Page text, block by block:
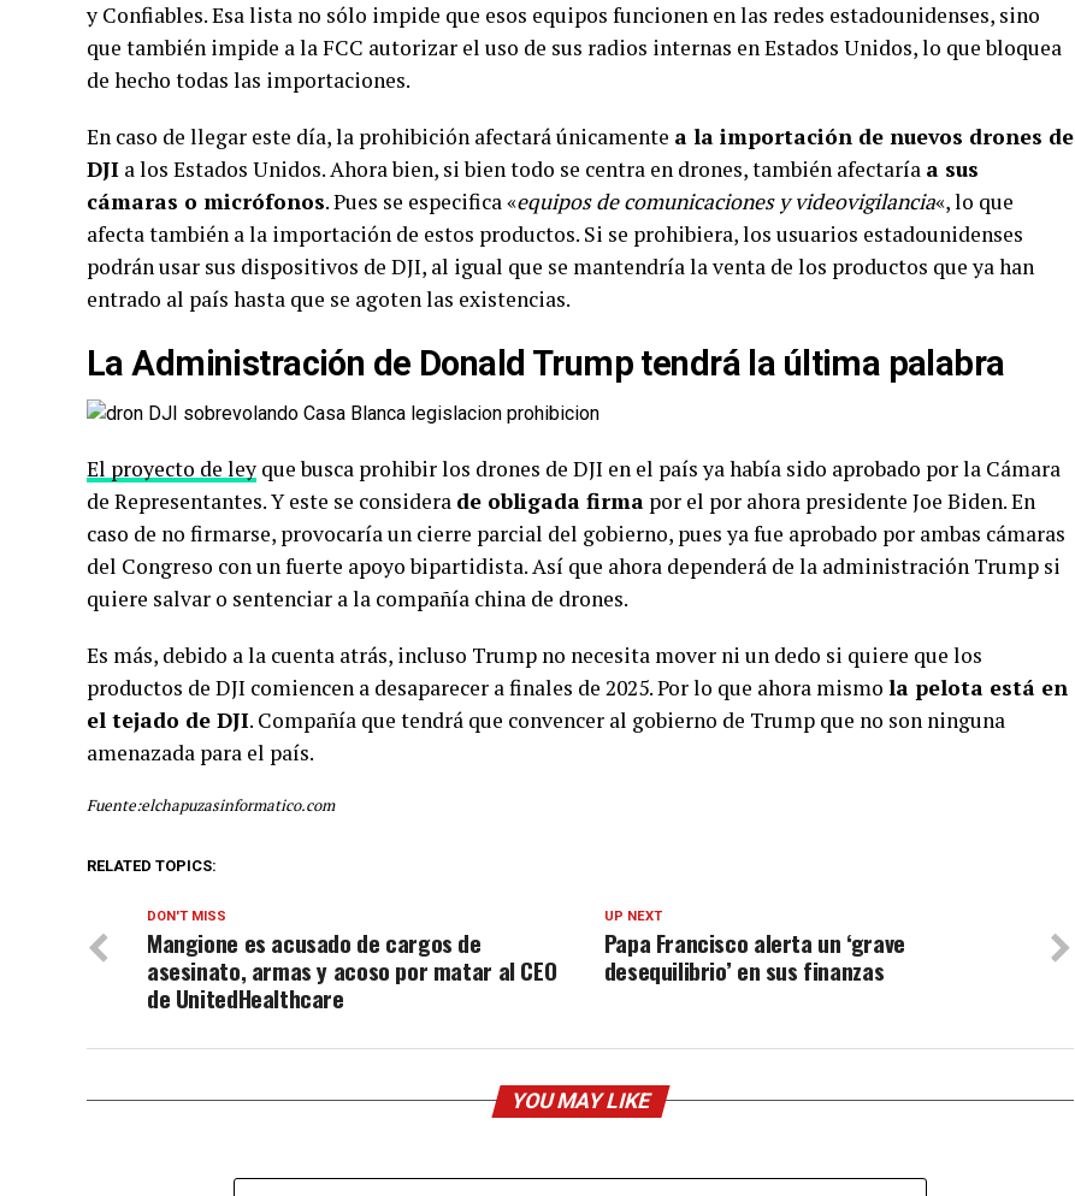
y Confiables. Esa lista no sólo impide que esos equipos funcionen en las redes estadounidenses, sino
que también impide a la FCC autorizar el uso de sus radios internas en Estados Unidos, lo que bloquea
de hecho todas las importaciones.
En caso de llegar este día, la prohibición afectará únicamente a la importación de nuevos drones de
DJI a los Estados Unidos. Ahora bien, si bien todo se centra en drones, también afectaría a sus
cámaras o micrófonos. Pues se especifica «equipos de comunicaciones y videovigilancia«, lo que
afecta también a la importación de estos productos. Si se prohibiera, los usuarios estadounidenses
podrán usar sus dispositivos de DJI, al igual que se mantendría la venta de los productos que ya han
entrado al país hasta que se agoten las existencias.
La Administración de Donald Trump tendrá la última palabra
El proyecto de ley que busca prohibir los drones de DJI en el país ya había sido aprobado por la Cámara
de Representantes. Y este se considera de obligada firma por el por ahora presidente Joe Biden. En
caso de no firmarse, provocaría un cierre parcial del gobierno, pues ya fue aprobado por ambas cámaras
del Congreso con un fuerte apoyo bipartidista. Así que ahora dependerá de la administración Trump si
quiere salvar o sentenciar a la compañía china de drones.
Es más, debido a la cuenta atrás, incluso Trump no necesita mover ni un dedo si quiere que los
productos de DJI comiencen a desaparecer a finales de 2025. Por lo que ahora mismo la pelota está en
el tejado de DJI. Compañía que tendrá que convencer al gobierno de Trump que no son ninguna
amenazada para el país.
Fuente:elchapuzasinformatico.com
RELATED TOPICS:
UP NEXT
Papa Francisco alerta un ‘grave
desequilibrio’ en sus finanzas
DON'T MISS
Mangione es acusado de cargos de
asesinato, armas y acoso por matar al CEO
de UnitedHealthcare
YOU MAY LIKE